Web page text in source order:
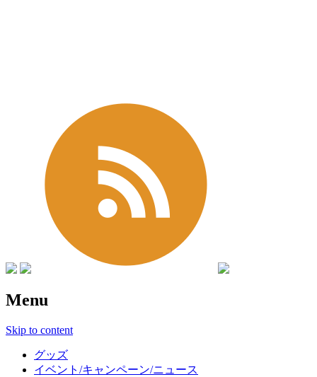
Menu
Skip to content
グッズ
イベント/キャンペーン/ニュース